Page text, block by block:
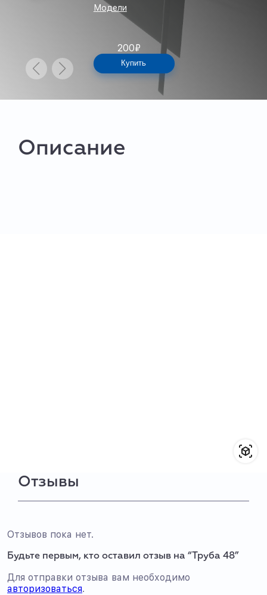
Модели
200₽
Купить
Описание
Отзывы
Отзывов пока нет.
Будьте первым, кто оставил отзыв на “Труба 48”
Для отправки отзыва вам необходимо
авторизоваться.